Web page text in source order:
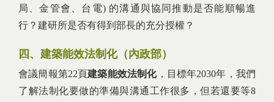
局、金管會、台電) 的溝通與協同推動是否能順暢進
行？建研所是否有得到部長的充分授權？
四、建築能效法制化（內政部）
會議簡報第22頁建築能效法制化，目標年2030年，我們
了解法制化要做的準備與溝通工作很多，但若還要等8